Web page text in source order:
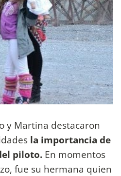
y Martina destacaron
la importancia de
piloto. En momentos
fue su hermana quien